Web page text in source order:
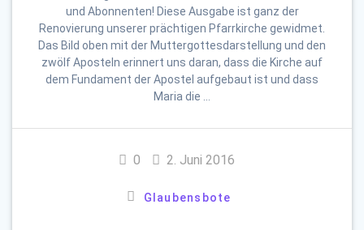
und Abonnenten! Diese Ausgabe ist ganz der
Renovierung unserer prächtigen Pfarrkirche gewidmet.
Das Bild oben mit der Muttergottesdarstellung und den
zwölf Aposteln erinnert uns daran, dass die Kirche auf
dem Fundament der Apostel aufgebaut ist und dass
Maria die …
0 2. Juni 2016
Glaubensbote